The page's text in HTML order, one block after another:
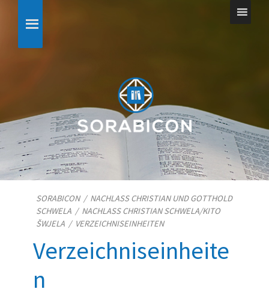
SORABICON/ NACHLASS CHRISTIAN UND GOTTHOLD
SCHWELA / NACHLASS CHRISTIAN SCHWELA/​KITO
ŠWJELA / VERZEICHNISEINHEITEN
Verzeichniseinheite
n